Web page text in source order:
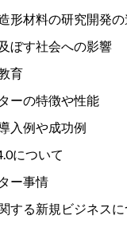
形材料の研究開発
ぼす社会への影響
育
ーの特徴や性能
入例や成功例
について
ー事情
する新規ビジネス